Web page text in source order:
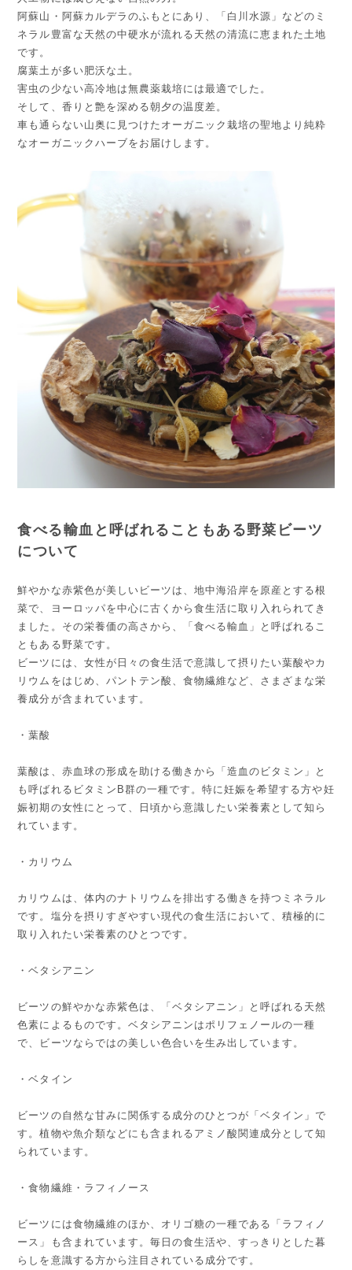
阿蘇山・阿蘇カルデラのふもとにあり、「白川水源」などのミ
ネラル豊富な天然の中硬水が流れる天然の清流に恵まれた土地
です。
腐葉土が多い肥沃な土。
害虫の少ない高冷地は無農薬栽培には最適でした。
そして、香りと艶を深める朝夕の温度差。
車も通らない山奥に見つけたオーガニック栽培の聖地より純粋
なオーガニックハーブをお届けします。
食べる輸血と呼ばれることもある野菜ビーツ
について
鮮やかな赤紫色が美しいビーツは、地中海沿岸を原産とする根
菜で、ヨーロッパを中心に古くから食生活に取り入れられてき
ました。その栄養価の高さから、「食べる輸血」と呼ばれるこ
ともある野菜です。
ビーツには、女性が日々の食生活で意識して摂りたい葉酸やカ
リウムをはじめ、パントテン酸、食物繊維など、さまざまな栄
養成分が含まれています。
・葉酸
葉酸は、赤血球の形成を助ける働きから「造血のビタミン」と
も呼ばれるビタミンB群の一種です。特に妊娠を希望する方や妊
娠初期の女性にとって、日頃から意識したい栄養素として知ら
れています。
・カリウム
カリウムは、体内のナトリウムを排出する働きを持つミネラル
です。塩分を摂りすぎやすい現代の食生活において、積極的に
取り入れたい栄養素のひとつです。
・ベタシアニン
ビーツの鮮やかな赤紫色は、「ベタシアニン」と呼ばれる天然
色素によるものです。ベタシアニンはポリフェノールの一種
で、ビーツならではの美しい色合いを生み出しています。
・ベタイン
ビーツの自然な甘みに関係する成分のひとつが「ベタイン」で
す。植物や魚介類などにも含まれるアミノ酸関連成分として知
られています。
・食物繊維・ラフィノース
ビーツには食物繊維のほか、オリゴ糖の一種である「ラフィノ
ース」も含まれています。毎日の食生活や、すっきりとした暮
らしを意識する方から注目されている成分です。